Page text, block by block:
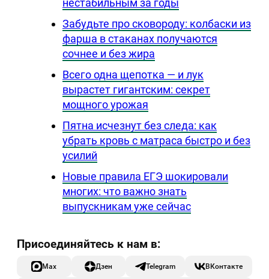
нестабильным за годы
Забудьте про сковороду: колбаски из
фарша в стаканах получаются
сочнее и без жира
Всего одна щепотка — и лук
вырастет гигантским: секрет
мощного урожая
Пятна исчезнут без следа: как
убрать кровь с матраса быстро и без
усилий
Новые правила ЕГЭ шокировали
многих: что важно знать
выпускникам уже сейчас
Max Дзен Telegram ВКонтакте